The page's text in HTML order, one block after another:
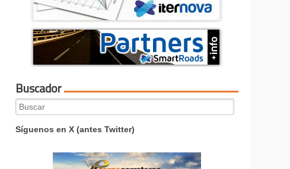
Buscador
Search
for:
Síguenos en X (antes Twitter)